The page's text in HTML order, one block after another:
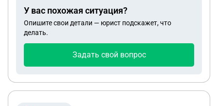
У вас похожая ситуация?
Опишите свои детали — юрист подскажет, что
делать.
Задать свой вопрос